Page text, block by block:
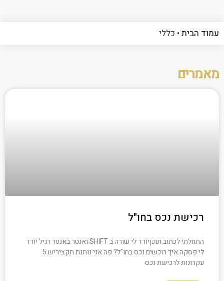
עמוד הבית • כללי
מאמרים
רכישת נכס בחו"ל
התחלתי לכתוב תוכןיורד לי שורה ב SHIFT ואנטר באנטר רגיל יורד
לי פסקה איך רוכשים נכס בחו"ל? פה אני נותנת תקציריש 5
עקרונות לרכישת נכס